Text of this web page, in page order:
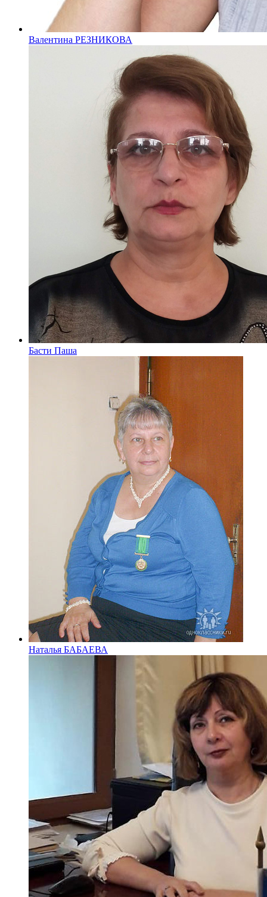
Валентина РЕЗНИКОВА
Басти Паша
Наталья БАБАЕВА